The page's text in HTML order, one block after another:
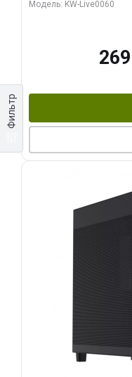
Фильтр
Модель: KW-Live0060